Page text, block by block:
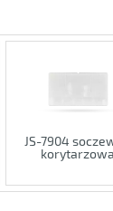
JS-7904
korytarzowa